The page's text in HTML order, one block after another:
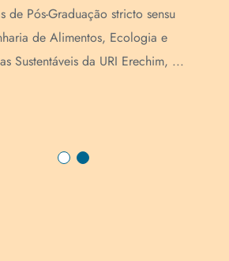
de Pós-Graduação stricto sensu
de Alimentos, Ecologia e
Sustentáveis da URI Erechim, ...